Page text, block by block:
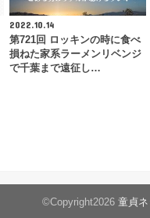
2022.10.14
第721回 ロッキンの時に食べ
損ねた家系ラーメンリベンジ
で千葉まで遠征し…
©Copyright2026 童貞ネ